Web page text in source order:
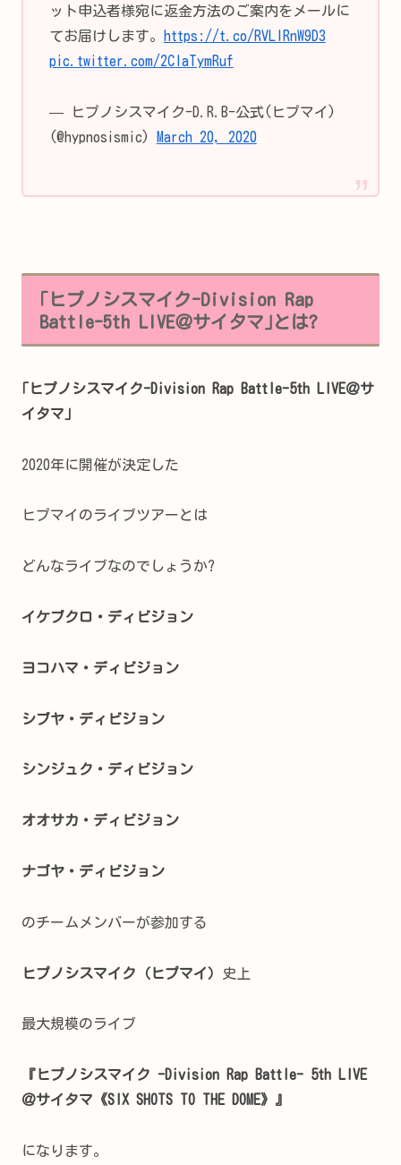
ット申込者様宛に返金方法のご案内をメールに
てお届けします。
https://t.co/RVLlRnW9D3
pic.twitter.com/2CIaTymRuf
— ヒプノシスマイク-D.R.B-公式(ヒプマイ)
(@hypnosismic) March 20, 2020
｢ヒプノシスマイク-Division Rap
Battle-5th LIVE＠サイタマ｣とは?
｢ヒプノシスマイク-Division Rap Battle-5th LIVE＠サ
イタマ｣
2020年に開催が決定した
ヒプマイのライブツアーとは
どんなライブなのでしょうか?
イケブクロ・ディビジョン
ヨコハマ・ディビジョン
シブヤ・ディビジョン
シンジュク・ディビジョン
オオサカ・ディビジョン
ナゴヤ・ディビジョン
のチームメンバーが参加する
ヒプノシスマイク（ヒプマイ） 史上
最大規模のライブ
『ヒプノシスマイク -Division Rap Battle- 5th LIVE
＠サイタマ《SIX SHOTS TO THE DOME》』
になります。